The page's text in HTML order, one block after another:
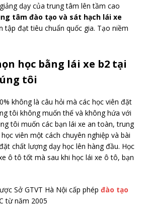
dạy của trung tâm lên tầm cao
tâm đào tạo và sát hạch lái xe
tập đạt tiêu chuẩn quốc gia. Tạo niềm
học bằng lái xe b2 tại
tôi
không là câu hỏi mà các học viên đặt
tôi không muốn thế và không hứa với
tôi muốn các bạn lái xe an toàn, trung
viên một cách chuyên nghiệp và bài
chất lượng dạy học lên hàng đầu. Học
ô tô tốt mà sau khi học lái xe ô tô, bạn
Sở GTVT Hà Nội cấp phép đào tạo
từ năm 2005